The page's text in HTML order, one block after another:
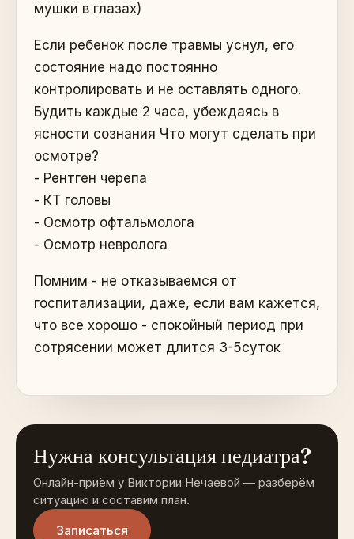
мушки в глазах)
Если ребенок после травмы уснул, его
состояние надо постоянно
контролировать и не оставлять одного.
Будить каждые 2 часа, убеждаясь в
ясности сознания Что могут сделать при
осмотре?
- Рентген черепа
- КТ головы
- Осмотр офтальмолога
- Осмотр невролога
Помним - не отказываемся от
госпитализации, даже, если вам кажется,
что все хорошо - спокойный период при
сотрясении может длится 3-5суток
Нужна консультация педиатра?
Онлайн-приём у Виктории Нечаевой — разберём
ситуацию и составим план.
Записаться